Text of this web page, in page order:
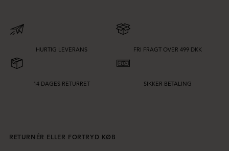
HURTIG LEVERANS FRI FRAGT OVER 499 DKK
14 DAGES RETURRET SIKKER BETALING
RETURNÉR ELLER FORTRYD KØB